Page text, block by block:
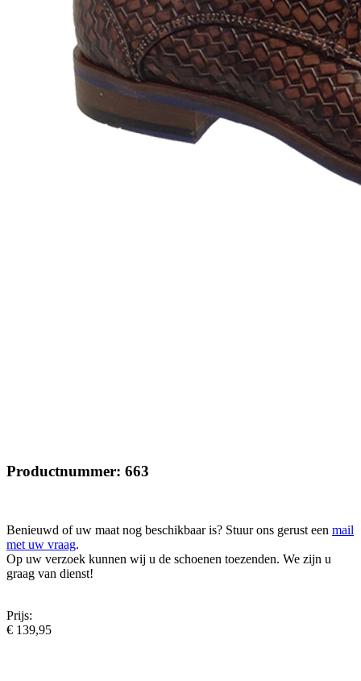
Productnummer: 663
Benieuwd of uw maat nog beschikbaar is? Stuur ons gerust een mail
met uw vraag.
Op uw verzoek kunnen wij u de schoenen toezenden. We zijn u
graag van dienst!
Prijs:
€ 139,95